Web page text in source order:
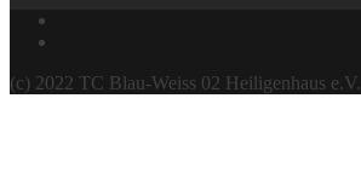
(c) 2022 TC Blau-Weiss 02 Heiligenhaus e.V.